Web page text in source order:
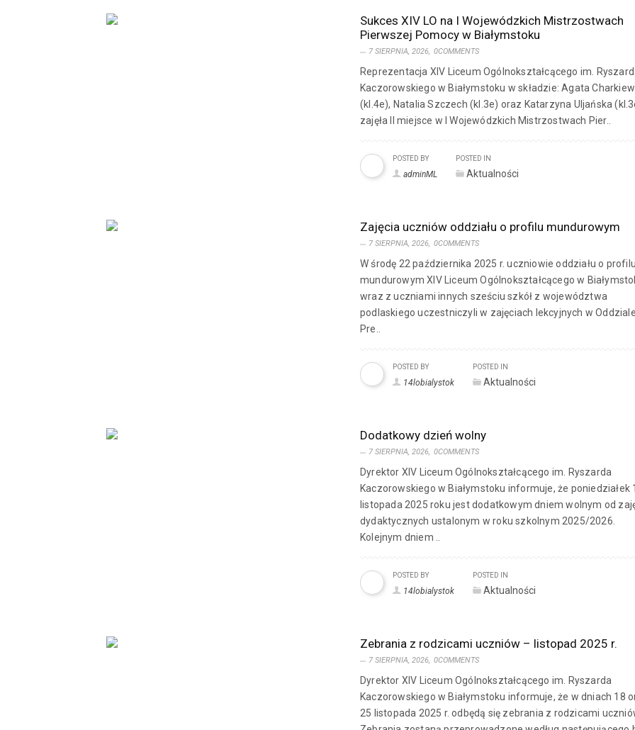
Sukces XIV LO na I Wojewódzkich Mistrzostwach
Pierwszej Pomocy w Białymstoku
7 SIERPNIA, 2026, 0COMMENTS
Reprezentacja XIV Liceum Ogólnokształcącego im.
Kaczorowskiego w Białymstoku w składzie: Agata
(kl.4e), Natalia Szczech (kl.3e) oraz Katarzyna Uljańska
zajęła II miejsce w I Wojewódzkich Mistrzostwach Pier..
POSTED BY
adminML
POSTED IN
Aktualności
Zajęcia uczniów oddziału o profilu mundurowym
7 SIERPNIA, 2026, 0COMMENTS
W środę 22 października 2025 r. uczniowie oddziału o profilu
mundurowym XIV Liceum Ogólnokształcącego w
wraz z uczniami innych sześciu szkół z województwa
podlaskiego uczestniczyli w zajęciach lekcyjnych w Oddziale
Pre..
POSTED BY
14lobialystok
POSTED IN
Aktualności
Dodatkowy dzień wolny
7 SIERPNIA, 2026, 0COMMENTS
Dyrektor XIV Liceum Ogólnokształcącego im. Ryszarda
Kaczorowskiego w Białymstoku informuje, że poniedziałek
listopada 2025 roku jest dodatkowym dniem wolnym od
dydaktycznych ustalonym w roku szkolnym 2025/2026.
Kolejnym dniem ..
POSTED BY
14lobialystok
POSTED IN
Aktualności
Zebrania z rodzicami uczniów – listopad 2025 r.
7 SIERPNIA, 2026, 0COMMENTS
Dyrektor XIV Liceum Ogólnokształcącego im. Ryszarda
Kaczorowskiego w Białymstoku informuje, że w dniach 18
25 listopada 2025 r. odbędą się zebrania z rodzicami